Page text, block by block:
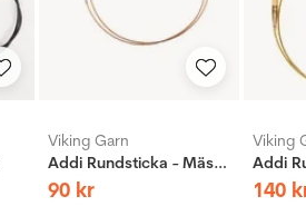
Viking Garn
Addi Rundsticka - Mässing
90 kr
Viking
140